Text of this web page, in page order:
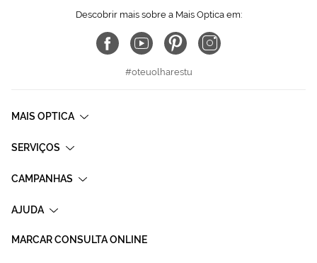
Descobrir mais sobre a Mais Optica em:
#oteuolharestu
MAIS OPTICA
SERVIÇOS
CAMPANHAS
AJUDA
MARCAR CONSULTA ONLINE